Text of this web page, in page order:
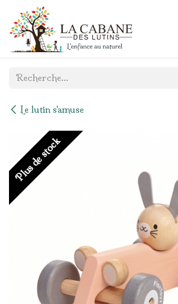
Se rendre au contenu
Le lutin s'amuse
Plus de stock